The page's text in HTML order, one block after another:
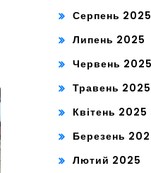
Серпень 2025
Липень 2025
Червень 2025
Травень 2025
Квітень 2025
Березень
Лютий 2025